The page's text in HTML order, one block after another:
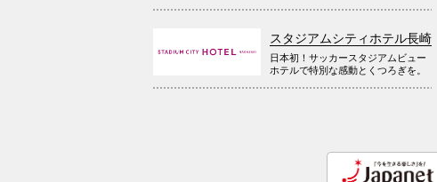
スタジアムシティホテル長崎
日本初！サッカースタジアムビュー
ホテルで特別な感動とくつろぎを。